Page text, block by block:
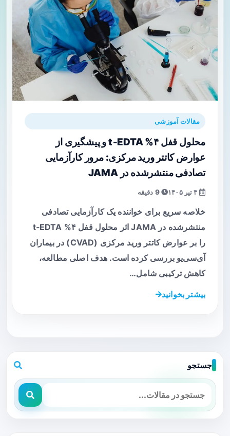
مقالات آموزشی
محلول قفل ۴% t‑EDTA و پیشگیری از
عوارض کاتتر ورید مرکزی: مرور کارآزمایی
تصادفی منتشرشده در JAMA
9 دقیقه
خلاصه سریع برای خواننده یک کارآزمایی تصادفی
منتشرشده در JAMA اثر محلول قفل ۴% t‑EDTA
را بر عوارض کاتتر ورید مرکزی (CVAD) در بیماران
آی‌سی‌یو بررسی کرده است. هدف اصلی مطالعه،
کاهش ترکیبی شامل…
بیشتر بخوانید
جستجو